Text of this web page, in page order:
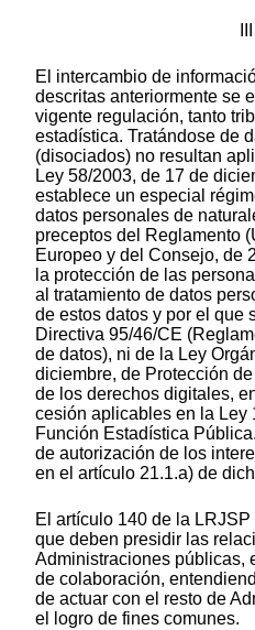
El intercambio de
descritas anteriormente se
vigente regulación, tanto
estadística. Tratándose de
(disociados) no resultan
Ley 58/2003, de 17 de
establece un especial
datos personales de
preceptos del Reglamento
Europeo y del Consejo, de
la protección de las
al tratamiento de datos
de estos datos y por el que
Directiva 95/46/CE
de datos), ni de la Ley
diciembre, de Protección
de los derechos digitales,
cesión aplicables en la Ley
Función Estadística
de autorización de los
en el artículo 21.1.a) de
El artículo 140 de la
que deben presidir las
Administraciones públicas,
de colaboración,
de actuar con el resto de
el logro de fines comunes.